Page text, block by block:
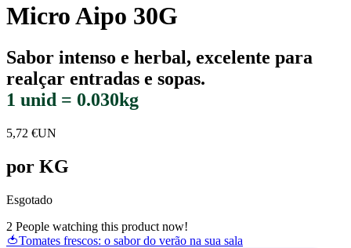
Micro Aipo 30G
Sabor intenso e herbal, excelente para
realçar entradas e sopas.
1 unid = 0.030kg
5,72 €UN
por KG
Esgotado
2 People watching this product now!
🍅Tomates frescos: o sabor do verão na sua sala